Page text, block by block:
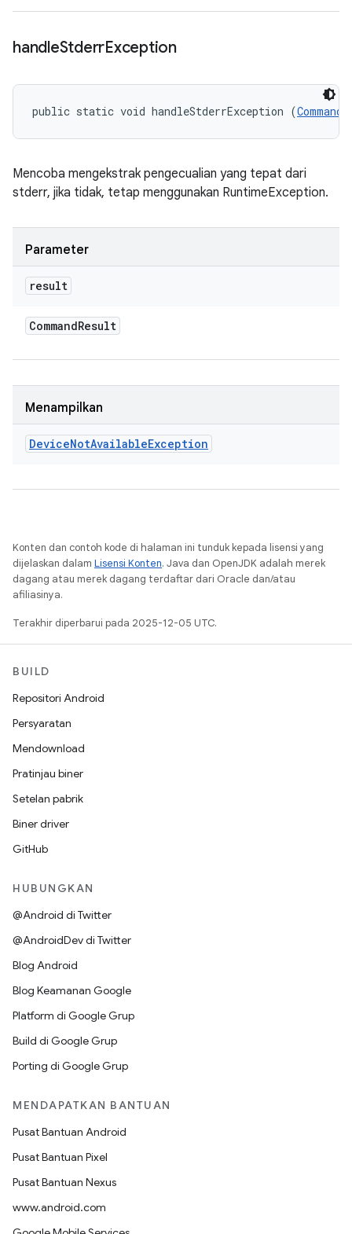
handleStderrException
public static void handleStderrException (
Mencoba mengekstrak pengecualian yang tepat dari
stderr, jika tidak, tetap menggunakan RuntimeException.
Parameter
result
CommandResult
Menampilkan
DeviceNotAvailableException
Konten dan contoh kode di halaman ini tunduk kepada lisensi yang
dijelaskan dalam Lisensi Konten. Java dan OpenJDK adalah merek
dagang atau merek dagang terdaftar dari Oracle dan/atau
afiliasinya.
Terakhir diperbarui pada 2025-12-05 UTC.
BUILD
Repositori Android
Persyaratan
Mendownload
Pratinjau biner
Setelan pabrik
Biner driver
GitHub
HUBUNGKAN
@Android di Twitter
@AndroidDev di Twitter
Blog Android
Blog Keamanan Google
Platform di Google Grup
Build di Google Grup
Porting di Google Grup
MENDAPATKAN BANTUAN
Pusat Bantuan Android
Pusat Bantuan Pixel
Pusat Bantuan Nexus
www.android.com